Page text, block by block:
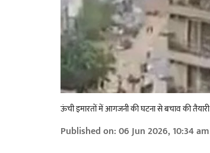
ऊंची इमारतों में आगजनी की घटना से बचाव की तैयारी
Published on:06 Jun 2026, 10:34 am